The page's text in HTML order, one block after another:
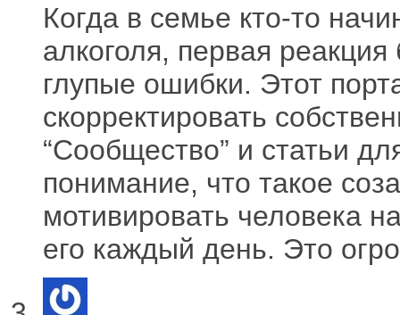
Когда в семье кто-то
алкоголя, первая
глупые ошибки. Этот
скорректировать
“Сообщество” и статьи
понимание, что такое
мотивировать человека
его каждый день. Это